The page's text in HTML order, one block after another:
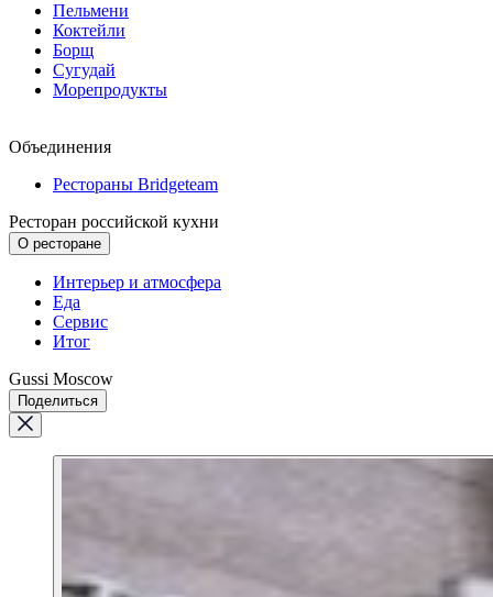
Пельмени
Коктейли
Борщ
Сугудай
Морепродукты
Объединения
Рестораны Bridgeteam
Ресторан российской кухни
О ресторане
Интерьер и атмосфера
Еда
Сервис
Итог
Gussi Moscow
Поделиться